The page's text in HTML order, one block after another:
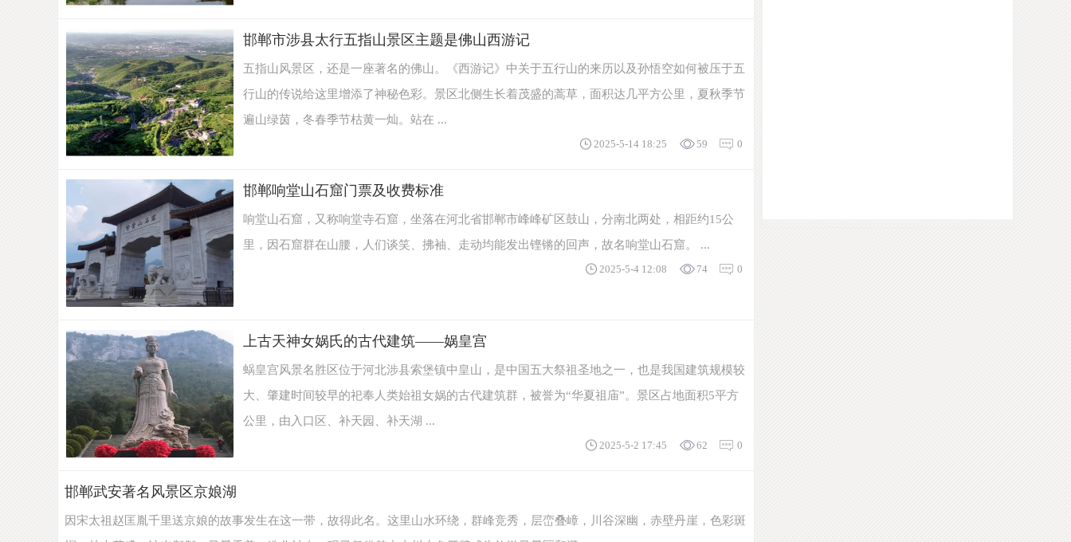
旅
邯郸市涉县太行五指山景区主题是佛山西游记
五指山风景区，还是一座著名的佛山。《西游记》中关于五行山的来历以及孙悟空如何被压于五
行山的传说给这里增添了神秘色彩。景区北侧生长着茂盛的蒿草，面积达几平方公里，夏秋季节
遍山绿茵，冬春季节枯黄一灿。站在 ...
2025-5-14 18:25 59 0
邯郸响堂山石窟门票及收费标准
响堂山石窟，又称响堂寺石窟，坐落在河北省邯郸市峰峰矿区鼓山，分南北两处，相距约15公
里，因石窟群在山腰，人们谈笑、拂袖、走动均能发出铿锵的回声，故名响堂山石窟。 ...
2025-5-4 12:08 74 0
上古天神女娲氏的古代建筑——娲皇宫
蜗皇宫风景名胜区位于河北涉县索堡镇中皇山，是中国五大祭祖圣地之一，也是我国建筑规模较
大、肇建时间较早的祀奉人类始祖女娲的古代建筑群，被誉为“华夏祖庙”。景区占地面积5平方
公里，由入口区、补天园、补天湖 ...
2025-5-2 17:45 62 0
邯郸武安著名风景区京娘湖
因宋太祖赵匡胤千里送京娘的故事发生在这一带，故得此名。这里山水环绕，群峰竞秀，层峦叠嶂，川谷深幽，赤壁丹崖，色彩斑